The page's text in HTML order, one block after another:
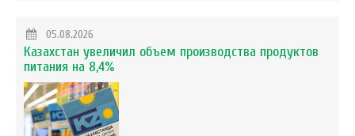
05.08.2026
Казахстан увеличил объем производства продуктов
питания на 8,4%